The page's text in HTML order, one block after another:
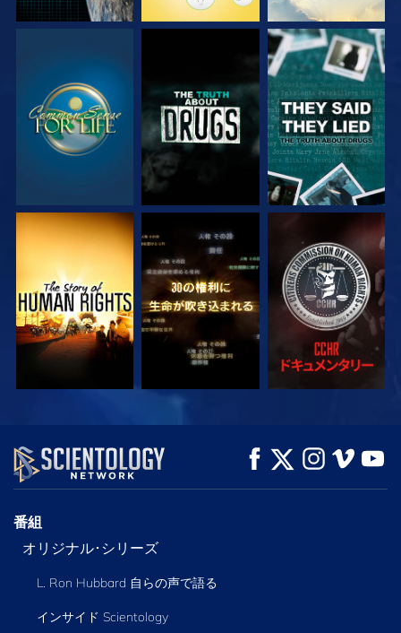
観る 観る 観る
観る 観る 観る
観る シリーズを探求
番組
オリジナル･シリーズ
L. Ron Hubbard 自らの声で語る
インサイド Scientology